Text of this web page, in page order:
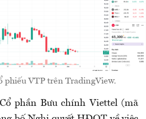
phiếu VTP trên TradingView.
phần Bưu chính Viettel (mã